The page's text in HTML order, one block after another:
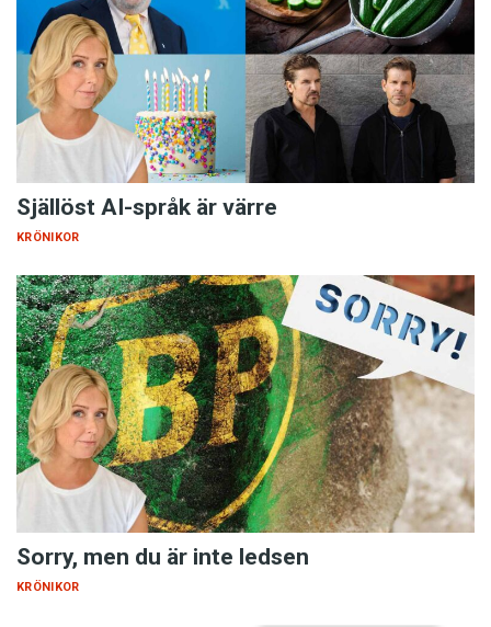
Själlöst AI-språk är värre
KRÖNIKOR
Sorry, men du är inte ledsen
KRÖNIKOR